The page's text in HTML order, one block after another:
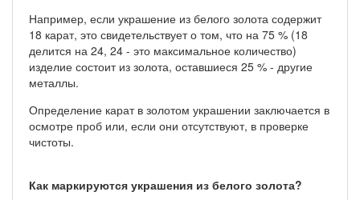
Например, если украшение из белого золота содержит
18 карат, это свидетельствует о том, что на 75 % (18
делится на 24, 24 - это максимальное количество)
изделие состоит из золота, оставшиеся 25 % - другие
металлы.
Определение карат в золотом украшении заключается в
осмотре проб или, если они отсутствуют, в проверке
чистоты.
Как маркируются украшения из белого золота?